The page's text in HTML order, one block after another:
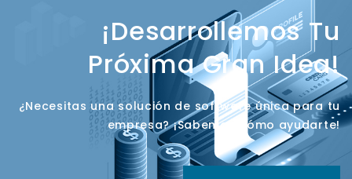
¡Desarrollemos Tu
Próxima Gran Idea!
¿Necesitas una solución de software única para tu
empresa? ¡Sabemos cómo ayudarte!